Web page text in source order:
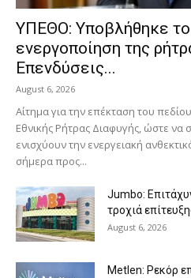
ΥΠΕΘΟ: Υποβλήθηκε το
ενεργοποίηση της
Επενδύσεις...
August 6, 2026
Αίτημα για την επέκταση του
Εθνικής Ρήτρας Διαφυγής, ώστε
ενισχύουν την ενεργειακή
σήμερα προς...
Jumbo:
τροχιά
August 6, 2026
Metlen: Ρεκόρ